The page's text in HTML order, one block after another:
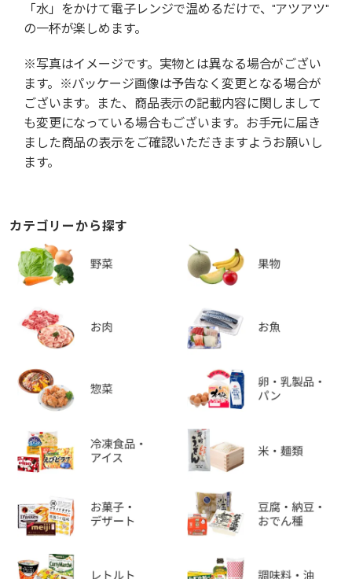
「水」をかけて電子レンジで温めるだけで、"アツアツ"
の一杯が楽しめます。
※写真はイメージです。実物とは異なる場合がござい
ます。※パッケージ画像は予告なく変更となる場合が
ございます。また、商品表示の記載内容に関しまして
も変更になっている場合もございます。お手元に届き
ました商品の表示をご確認いただきますようお願いし
ます。
カテゴリーから探す